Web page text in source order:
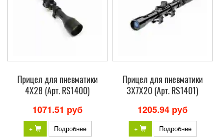
Прицел для пневматики
4X28 (Арт. RS1400)
1071.51 руб
+ Подробнее
Прицел для пневматики
3X7X20 (Арт. RS1401)
1205.94 руб
+ Подробнее